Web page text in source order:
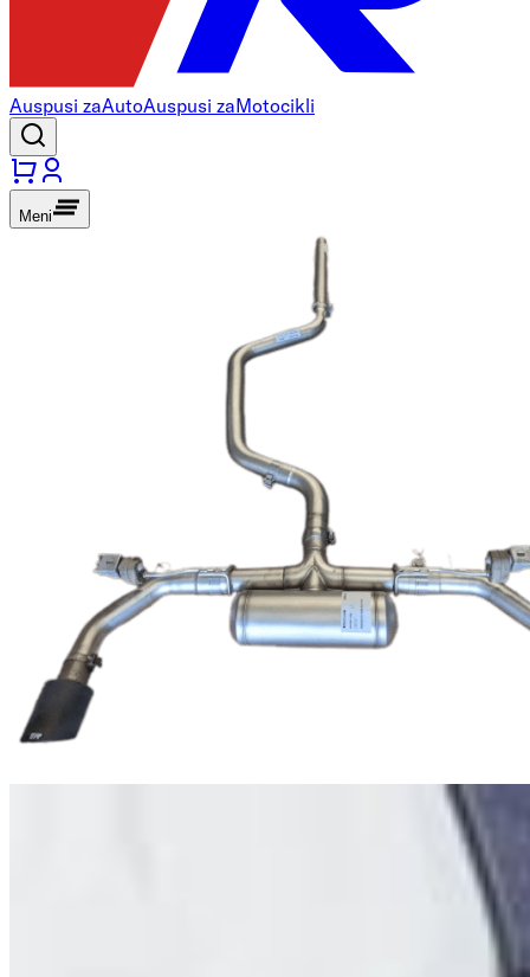
Auspusi zaAutoAuspusi zaMotocikli
Meni